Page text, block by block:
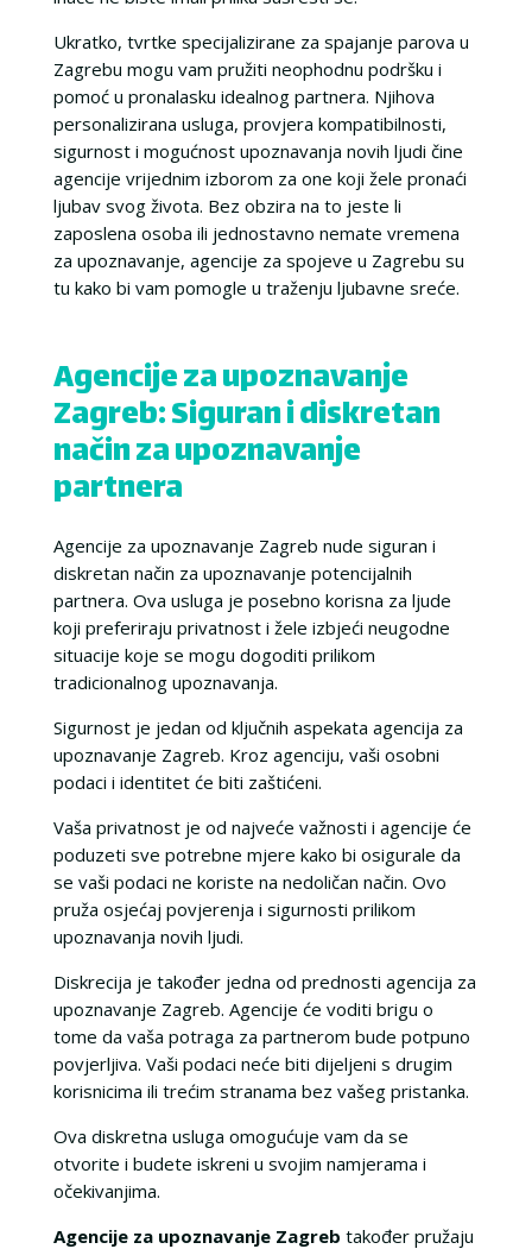
Ukratko, tvrtke specijalizirane za spajanje parova u
Zagrebu mogu vam pružiti neophodnu podršku i
pomoć u pronalasku idealnog partnera. Njihova
personalizirana usluga, provjera kompatibilnosti,
sigurnost i mogućnost upoznavanja novih ljudi čine
agencije vrijednim izborom za one koji žele pronaći
ljubav svog života. Bez obzira na to jeste li
zaposlena osoba ili jednostavno nemate vremena
za upoznavanje, agencije za spojeve u Zagrebu su
tu kako bi vam pomogle u traženju ljubavne sreće.
Agencije za upoznavanje
Zagreb: Siguran i diskretan
način za upoznavanje
partnera
Agencije za upoznavanje Zagreb nude siguran i
diskretan način za upoznavanje potencijalnih
partnera. Ova usluga je posebno korisna za ljude
koji preferiraju privatnost i žele izbjeći neugodne
situacije koje se mogu dogoditi prilikom
tradicionalnog upoznavanja.
Sigurnost je jedan od ključnih aspekata agencija za
upoznavanje Zagreb. Kroz agenciju, vaši osobni
podaci i identitet će biti zaštićeni.
Vaša privatnost je od najveće važnosti i agencije će
poduzeti sve potrebne mjere kako bi osigurale da
se vaši podaci ne koriste na nedoličan način. Ovo
pruža osjećaj povjerenja i sigurnosti prilikom
upoznavanja novih ljudi.
Diskrecija je također jedna od prednosti agencija za
upoznavanje Zagreb. Agencije će voditi brigu o
tome da vaša potraga za partnerom bude potpuno
povjerljiva. Vaši podaci neće biti dijeljeni s drugim
korisnicima ili trećim stranama bez vašeg pristanka.
Ova diskretna usluga omogućuje vam da se
otvorite i budete iskreni u svojim namjerama i
očekivanjima.
Agencije za upoznavanje Zagreb također pružaju